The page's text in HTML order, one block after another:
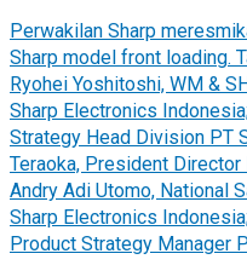
Perwakilan Sharp
Sharp model front loading.
Ryohei Yoshitoshi, WM &
Sharp Electronics
Strategy Head Division PT
Teraoka, President
Andry Adi Utomo, National
Sharp Electronics
Product Strategy Manager